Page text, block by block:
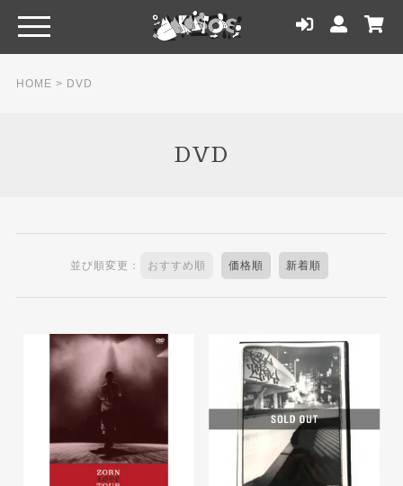
HOME > DVD
DVD
並び順変更： おすすめ順 価格順 新着順